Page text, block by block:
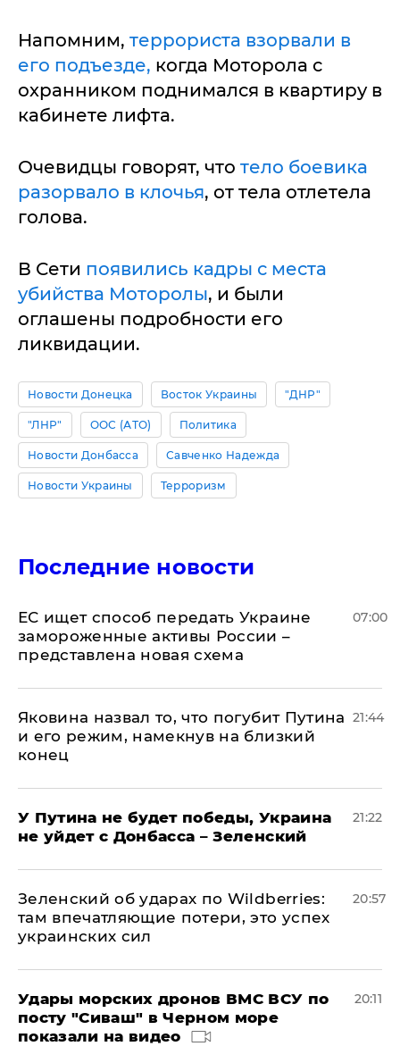
Напомним, террориста взорвали в
его подъезде, когда Моторола с
охранником поднимался в квартиру в
кабинете лифта.
Очевидцы говорят, что тело боевика
разорвало в клочья, от тела отлетела
голова.
В Сети появились кадры с места
убийства Моторолы, и были
оглашены подробности его
ликвидации.
Новости Донецка Восток Украины "ДНР"
"ЛНР" ООС (АТО) Политика
Новости Донбасса Савченко Надежда
Новости Украины Терроризм
Последние новости
ЕС ищет способ передать Украине
замороженные активы России –
представлена новая схема
07:00
Яковина назвал то, что погубит Путина
и его режим, намекнув на близкий
конец
21:44
У Путина не будет победы, Украина
не уйдет с Донбасса – Зеленский
21:22
Зеленский об ударах по Wildberries:
там впечатляющие потери, это успех
украинских сил
20:57
Удары морских дронов ВМС ВСУ по
посту "Сиваш" в Черном море
показали на видео
20:11